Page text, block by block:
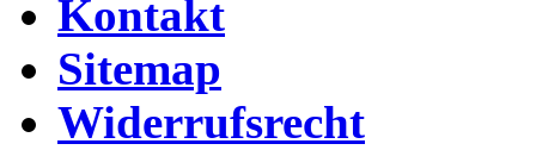
Kontakt
Sitemap
Widerrufsrecht